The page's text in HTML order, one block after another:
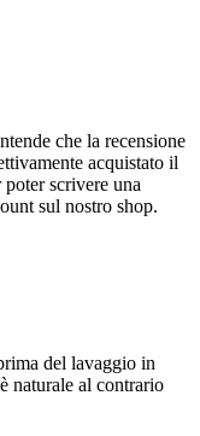
che la recensione
acquistato il
scrivere una
sul nostro shop.
del lavaggio in
naturale al contrario